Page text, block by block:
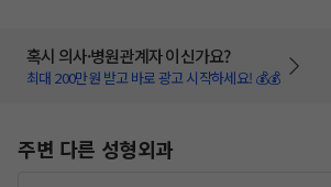
혹시 의사·병원관계자 이신가요?
최대 200만원 받고 바로 광고 시작하세요! 💰💰
주변 다른 성형외과